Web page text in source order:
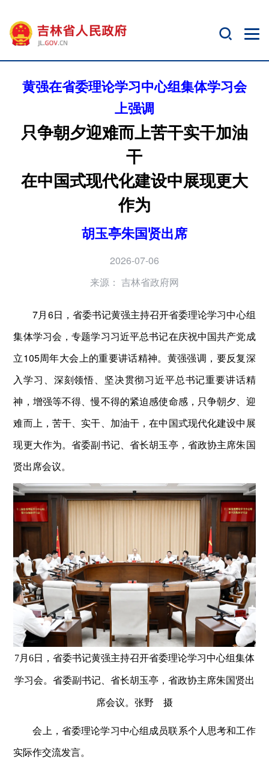
黄强在省委理论学习中心组集体学习会
上强调
只争朝夕迎难而上苦干实干加油
干
在中国式现代化建设中展现更大
作为
胡玉亭朱国贤出席
2026-07-06
来源： 吉林省政府网
7月6日，省委书记黄强主持召开省委理论学习中心组
集体学习会，专题学习习近平总书记在庆祝中国共产党成
立105周年大会上的重要讲话精神。黄强强调，要反复深
入学习、深刻领悟、坚决贯彻习近平总书记重要讲话精
神，增强等不得、慢不得的紧迫感使命感，只争朝夕、迎
难而上，苦干、实干、加油干，在中国式现代化建设中展
现更大作为。省委副书记、省长胡玉亭，省政协主席朱国
贤出席会议。
7月6日，省委书记黄强主持召开省委理论学习中心组集体
学习会。省委副书记、省长胡玉亭，省政协主席朱国贤出
席会议。张野 摄
会上，省委理论学习中心组成员联系个人思考和工作
实际作交流发言。